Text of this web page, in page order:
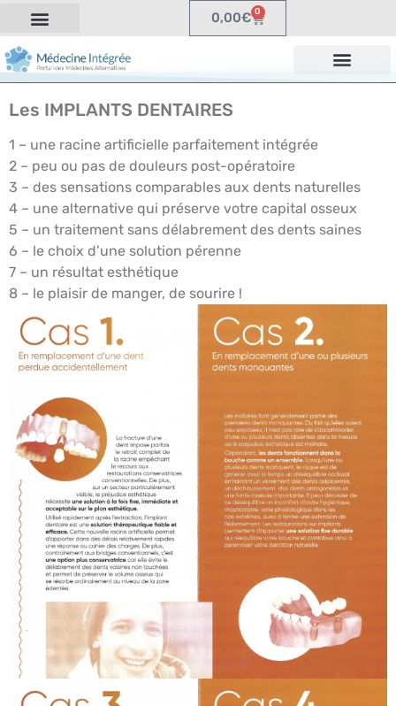
0,00€ 0
Les IMPLANTS DENTAIRES
1 – une racine artificielle parfaitement intégrée
2 – peu ou pas de douleurs post-opératoire
3 – des sensations comparables aux dents naturelles
4 – une alternative qui préserve votre capital osseux
5 – un traitement sans délabrement des dents saines
6 – le choix d’une solution pérenne
7 – un résultat esthétique
8 – le plaisir de manger, de sourire !